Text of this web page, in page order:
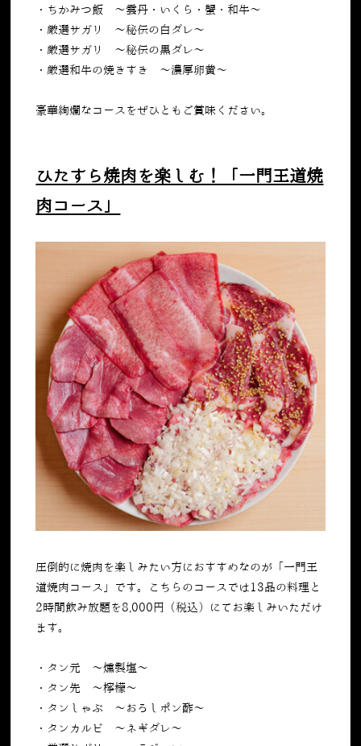
・ちかみつ飯 ～雲丹・いくら・蟹・和牛〜
・厳選サガリ ～秘伝の白ダレ〜
・厳選サガリ ～秘伝の黒ダレ〜
・厳選和牛の焼きすき ～濃厚卵黄〜
豪華絢爛なコースをぜひともご賞味ください。
ひたすら焼肉を楽しむ！「一門王道焼
肉コース」
圧倒的に焼肉を楽しみたい方におすすめなのが「一門王
道焼肉コース」です。こちらのコースでは13品の料理と
2時間飲み放題を8,000円（税込）にてお楽しみいただけ
ます。
・タン元 ～燻製塩～
・タン先 ～檸檬～
・タンしゃぶ ～おろしポン酢～
・タンカルビ ～ネギダレ～